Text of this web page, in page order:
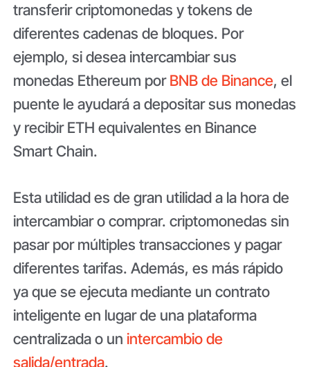
transferir criptomonedas y tokens de
diferentes cadenas de bloques. Por
ejemplo, si desea intercambiar sus
monedas Ethereum porBNB de Binance, el
puente le ayudará a depositar sus monedas
y recibir ETH equivalentes en Binance
Smart Chain.
Esta utilidad es de gran utilidad a la hora de
intercambiar o comprar. criptomonedas sin
pasar por múltiples transacciones y pagar
diferentes tarifas. Además, es más rápido
ya que se ejecuta mediante un contrato
inteligente en lugar de una plataforma
centralizada o un intercambio de
salida/entrada.